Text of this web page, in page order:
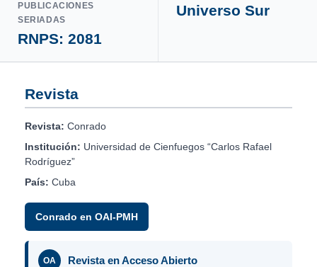
PUBLICACIONES
SERIADAS
RNPS: 2081
Universo Sur
Revista
Revista: Conrado
Institución: Universidad de Cienfuegos “Carlos Rafael
Rodríguez”
País: Cuba
Conrado en OAI-PMH
OA Revista en Acceso Abierto